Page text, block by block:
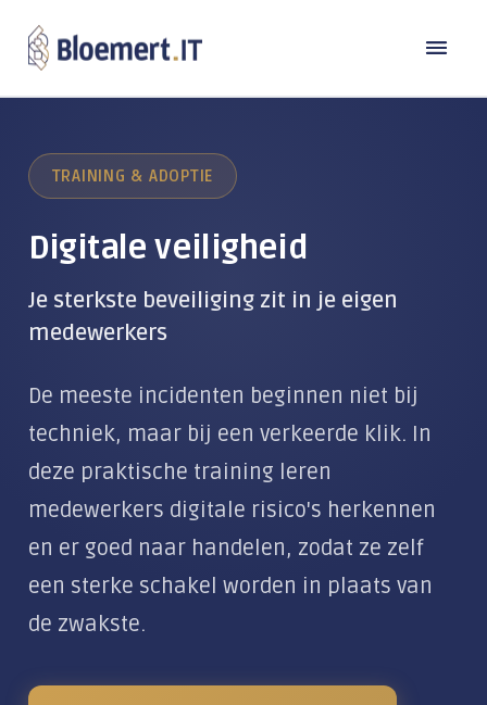
DE MODERNE WERKPLEK
Laptops en computers
Microsoft 365
Microsoft Teams
CLOUD & COMMUNICATIE
Zakelijke telefonie
Branches
Bouw
Transport
Industrie
Detailhandel
Publieke sector
Zakelijke dienstverlening
Referenties
Over Bloemert IT
Locaties
TeamViewer
Klantportaal
TRAINING & ADOPTIE
Digitale veiligheid
Je sterkste beveiliging zit in je eigen
medewerkers
De meeste incidenten beginnen niet bij
techniek, maar bij een verkeerde klik. In
deze praktische training leren
medewerkers digitale risico's herkennen
en er goed naar handelen, zodat ze zelf
een sterke schakel worden in plaats van
de zwakste.